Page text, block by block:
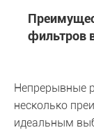
фильтров
Непрерывные
несколько
идеальным